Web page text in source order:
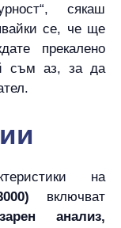
сякаш
се, че ще
прекалено
съм аз, за да
на
включват
анализ,